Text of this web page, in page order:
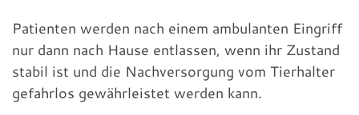
Patienten werden nach einem ambulanten Eingriff
nur dann nach Hause entlassen, wenn ihr Zustand
stabil ist und die Nachversorgung vom Tierhalter
gefahrlos gewährleistet werden kann.